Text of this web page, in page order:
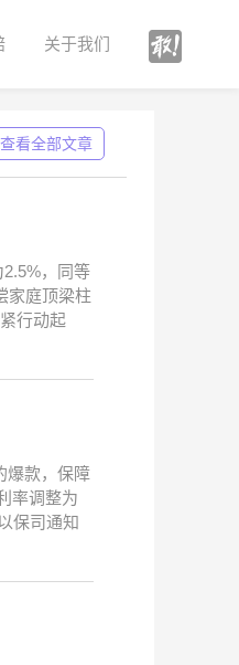
关于我们
查看全部文章
，同等
家庭顶梁柱
行动起
爆款，保障
率调整为
保司通知